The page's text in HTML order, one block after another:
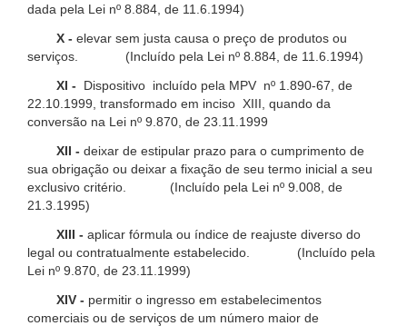
dada pela Lei nº 8.884, de 11.6.1994)
X - elevar sem justa causa o preço de produtos ou
serviços. (Incluído pela Lei nº 8.884, de 11.6.1994)
XI -
Dispositivo incluído pela MPV nº 1.890-67, de
22.10.1999, transformado em inciso XIII, quando da
conversão na Lei nº 9.870, de 23.11.1999
XII - deixar de estipular prazo para o cumprimento de
sua obrigação ou deixar a fixação de seu termo inicial a seu
exclusivo critério. (Incluído pela Lei nº 9.008, de
21.3.1995)
XIII - aplicar fórmula ou índice de reajuste diverso do
legal ou contratualmente estabelecido. (Incluído pela
Lei nº 9.870, de 23.11.1999)
XIV - permitir o ingresso em estabelecimentos
comerciais ou de serviços de um número maior de